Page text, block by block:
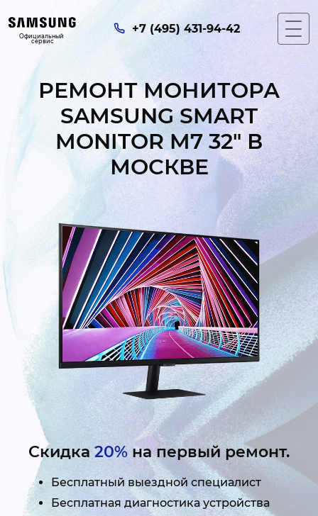
Официальный
сервис
+7 (495) 431-94-42
РЕМОНТ МОНИТОРА
SAMSUNG SMART
MONITOR M7 32" В
МОСКВЕ
Скидка20% на первый ремонт.
Бесплатный выездной специалист
Бесплатная диагностика устройства